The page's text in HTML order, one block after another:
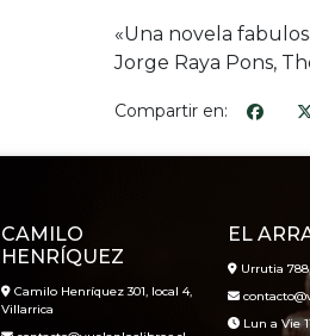
«Una novela
Jorge Raya Pons,
Compartir en:
CAMILO
HENRÍQUEZ
Camilo Henríquez 301, local 4,
Villarrica
EL
Urrutia
Lun a Vie